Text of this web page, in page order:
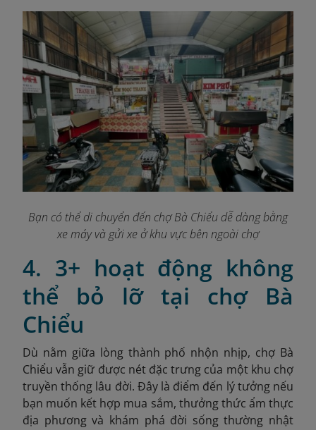
Bạn có thể di chuyển đến chợ Bà Chiểu dễ dàng bằng
xe máy và gửi xe ở khu vực bên ngoài chợ
4. 3+ hoạt động không
thể bỏ lỡ tại chợ Bà
Chiểu
Dù nằm giữa lòng thành phố nhộn nhịp, chợ Bà
Chiểu vẫn giữ được nét đặc trưng của một khu chợ
truyền thống lâu đời. Đây là điểm đến lý tưởng nếu
bạn muốn kết hợp mua sắm, thưởng thức ẩm thực
địa phương và khám phá đời sống thường nhật